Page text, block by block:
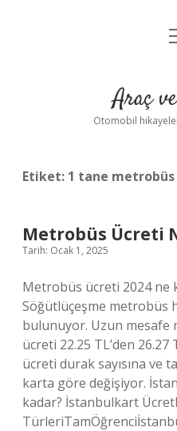
Araç
Otomobil
Etiket: 1 tane metrobüs
Metrobüs Ücreti
Tarih: Ocak 1, 2025
Metrobüs ücreti 2024 ne
Söğütlüçeşme metrobüs
bulunuyor. Uzun
ücreti 22.25 TL’den 26.27
ücreti durak sayısına ve
karta göre değişiyor.
kadar? İstanbulkart